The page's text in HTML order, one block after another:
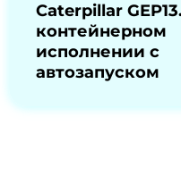
Caterpillar
контейнерном
исполнении с
автозапуском